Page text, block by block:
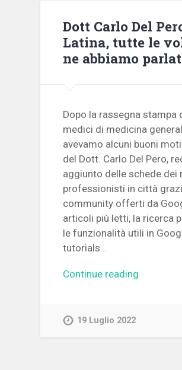
Dott Carlo Del
Latina, tutte le
ne abbiamo
Dopo la rassegna stampa
medici di medicina
avevamo alcuni buoni
del Dott. Carlo Del Pero,
aggiunto delle schede dei
professionisti in città
community offerti da
articoli più letti, la ricerca
le funzionalità utili in
tutorials…
Continue reading
19 Luglio 2022